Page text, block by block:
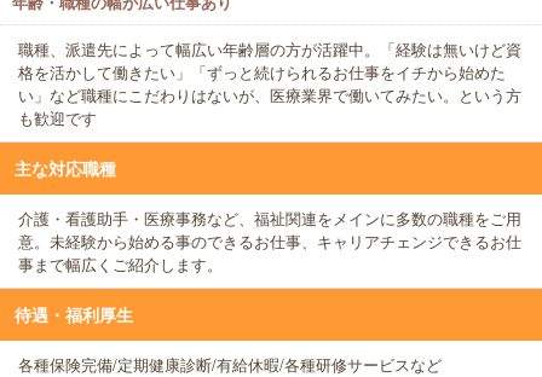
職種、派遣先によって幅広い年齢層の方が活躍中。「経験は無いけど資
格を活かして働きたい」「ずっと続けられるお仕事をイチから始めた
い」など職種にこだわりはないが、医療業界で働いてみたい。という方
も歓迎です
主な対応職種
介護・看護助手・医療事務など、福祉関連をメインに多数の職種をご用
意。未経験から始める事のできるお仕事、キャリアチェンジできるお仕
事まで幅広くご紹介します。
待遇・福利厚生
各種保険完備/定期健康診断/有給休暇/各種研修サービスなど